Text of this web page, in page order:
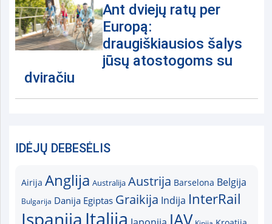
Ant dviejų ratų per
Europą:
draugiškiausios šalys
jūsų atostogoms su
dviračiu
IDĖJŲ DEBESĖLIS
Airija Anglija Australija Austrija Barselona Belgija
Bulgarija Danija Egiptas Graikija Indija InterRail
Ispanija